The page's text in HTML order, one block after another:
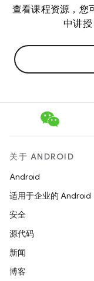
查看课程资源，您
中讲授
关于 ANDROID
Android
适用于企业的 Android
安全
源代码
新闻
博客